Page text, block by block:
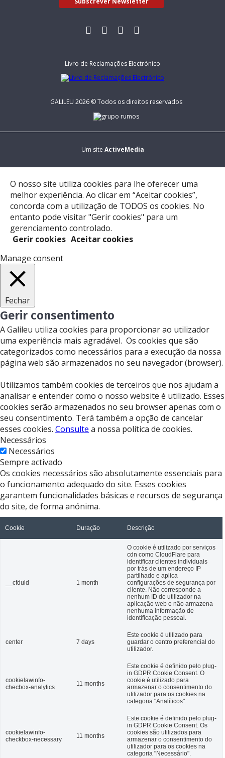
Livro de Reclamações Electrónico
GALILEU 2026 © Todos os direitos reservados
Um site ActiveMedia
O nosso site utiliza cookies para lhe oferecer uma
melhor experiência. Ao clicar em “Aceitar cookies”,
concorda com a utilização de TODOS os cookies. No
entanto pode visitar "Gerir cookies" para um
gerenciamento controlado.
Gerir cookies Aceitar cookies
Manage consent
Fechar
Gerir consentimento
A Galileu utiliza cookies para proporcionar ao utilizador
uma experiência mais agradável. Os cookies que são
categorizados como necessários para a execução da nossa
página web são armazenados no seu navegador (browser).
Utilizamos também cookies de terceiros que nos ajudam a
analisar e entender como o nosso website é utilizado. Esses
cookies serão armazenados no seu browser apenas com o
seu consentimento. Terá também a opção de cancelar
esses cookies. Consulte a nossa política de cookies.
Necessários
Necessários
Sempre activado
Os cookies necessários são absolutamente essenciais para
o funcionamento adequado do site. Esses cookies
garantem funcionalidades básicas e recursos de segurança
do site, de forma anónima.
Cookie Duração Descrição
__cfduid 1 month
O cookie é utilizado por serviços
cdn como CloudFlare para
identificar clientes individuais
por trás de um endereço IP
partilhado e aplica
configurações de segurança por
cliente. Não corresponde a
nenhum ID de utilizador na
aplicação web e não armazena
nenhuma informação de
identificação pessoal.
center 7 days
Este cookie é utilizado para
guardar o centro preferencial do
utilizador.
cookielawinfo-
checbox-analytics
11 months
Este cookie é definido pelo plug-
in GDPR Cookie Consent. O
cookie é utilizado para
armazenar o consentimento do
utilizador para os cookies na
categoria "Analíticos".
cookielawinfo-
checkbox-necessary
11 months
Este cookie é definido pelo plug-
in GDPR Cookie Consent. Os
cookies são utilizados ​​para
armazenar o consentimento do
utilizador para os cookies na
categoria "Necessário".